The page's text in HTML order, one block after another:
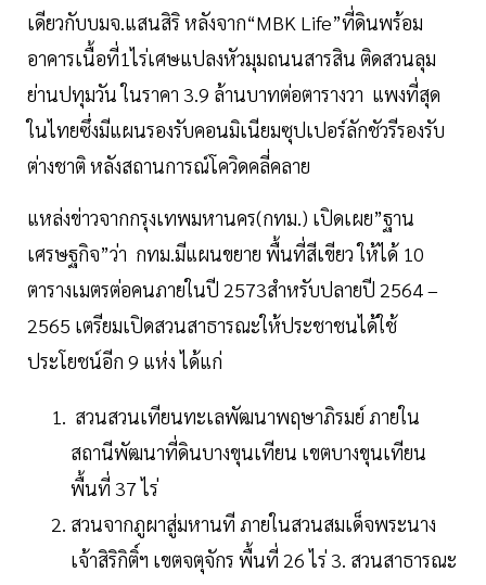
เดียวกับบมจ.แสนสิริ หลังจาก“MBK Life”ที่ดินพร้อม
อาคารเนื้อที่1ไร่เศษแปลงหัวมุมถนนสารสิน ติดสวนลุม
ย่านปทุมวัน ในราคา 3.9 ล้านบาทต่อตารางวา แพงที่สุด
ในไทยซึ่งมีแผนรองรับคอนมิเนียมซุปเปอร์ลักชัวรีรองรับ
ต่างชาติ หลังสถานการณ์โควิดคลี่คลาย
แหล่งข่าวจากกรุงเทพมหานคร(กทม.) เปิดเผย”ฐาน
เศรษฐกิจ”ว่า กทม.มีแผนขยาย พื้นที่สีเขียว ให้ได้ 10
ตารางเมตรต่อคนภายในปี 2573สำหรับปลายปี 2564 –
2565 เตรียมเปิดสวนสาธารณะให้ประชาชนได้ใช้
ประโยชน์อีก 9 แห่ง ได้แก่
สวนสวนเทียนทะเลพัฒนาพฤษาภิรมย์ ภายใน
สถานีพัฒนาที่ดินบางขุนเทียน เขตบางขุนเทียน
พื้นที่ 37 ไร่
สวนจากภูผาสู่มหานที ภายในสวนสมเด็จพระนาง
เจ้าสิริกิติ์ฯ เขตจตุจักร พื้นที่ 26 ไร่ 3. สวนสาธารณะ